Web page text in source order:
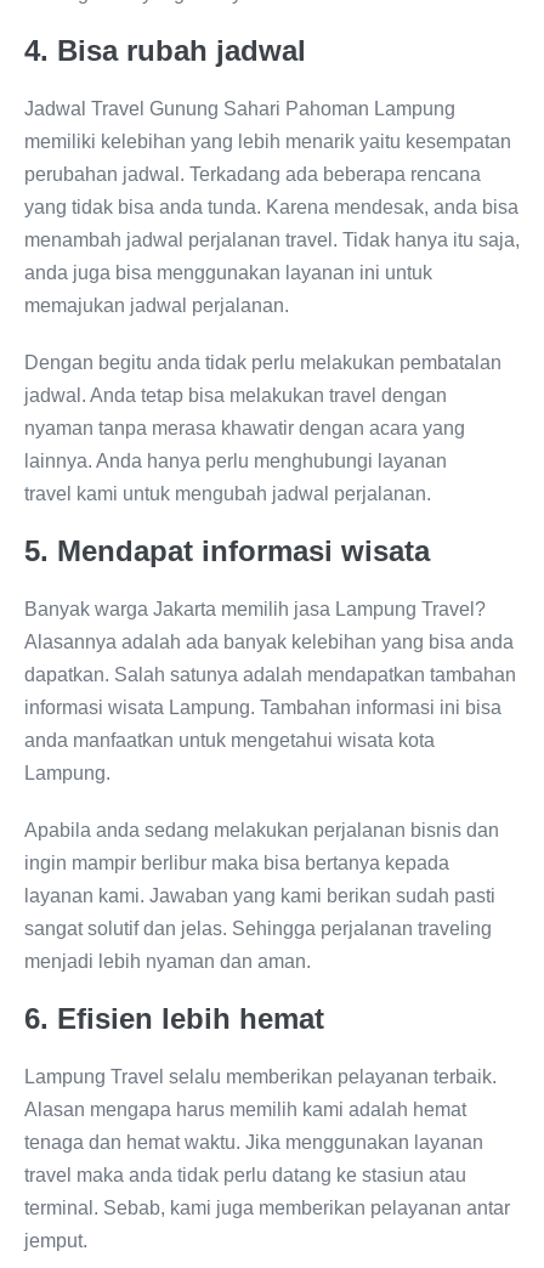
4. Bisa rubah jadwal
Jadwal Travel Gunung Sahari Pahoman Lampung
memiliki kelebihan yang lebih menarik yaitu kesempatan
perubahan jadwal. Terkadang ada beberapa rencana
yang tidak bisa anda tunda. Karena mendesak, anda bisa
menambah jadwal perjalanan travel. Tidak hanya itu saja,
anda juga bisa menggunakan layanan ini untuk
memajukan jadwal perjalanan.
Dengan begitu anda tidak perlu melakukan pembatalan
jadwal. Anda tetap bisa melakukan travel dengan
nyaman tanpa merasa khawatir dengan acara yang
lainnya. Anda hanya perlu menghubungi layanan
travel kami untuk mengubah jadwal perjalanan.
5. Mendapat informasi wisata
Banyak warga Jakarta memilih jasa Lampung Travel?
Alasannya adalah ada banyak kelebihan yang bisa anda
dapatkan. Salah satunya adalah mendapatkan tambahan
informasi wisata Lampung. Tambahan informasi ini bisa
anda manfaatkan untuk mengetahui wisata kota
Lampung.
Apabila anda sedang melakukan perjalanan bisnis dan
ingin mampir berlibur maka bisa bertanya kepada
layanan kami. Jawaban yang kami berikan sudah pasti
sangat solutif dan jelas. Sehingga perjalanan traveling
menjadi lebih nyaman dan aman.
6. Efisien lebih hemat
Lampung Travel selalu memberikan pelayanan terbaik.
Alasan mengapa harus memilih kami adalah hemat
tenaga dan hemat waktu. Jika menggunakan layanan
travel maka anda tidak perlu datang ke stasiun atau
terminal. Sebab, kami juga memberikan pelayanan antar
jemput.